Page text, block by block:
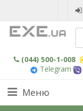
(044) 500-1-008
Telegram
Меню